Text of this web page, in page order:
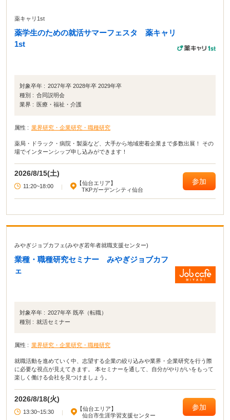
薬キャリ1st
薬学生のための就活サマーフェスタ 薬キャリ
1st
対象卒年 : 2027年卒 2028年卒 2029年卒
種別 : 合同説明会
業界 :
医療・福祉・介護
属性 : 業界研究・企業研究・職種研究
薬局・ドラック・病院・製薬など、大手から地域密着企業まで多数出展！ その
場でインターンシップ申し込みができます！
2026/8/15(土)
11:20~18:00 |
【仙台エリア】
TKPガーデンシティ仙台
参加
みやぎジョブカフェ(みやぎ若年者就職支援センター)
業種・職種研究セミナー みやぎジョブカフ
ェ
対象卒年 : 2027年卒 既卒（転職）
種別 : 就活セミナー
属性 : 業界研究・企業研究・職種研究
就職活動を進めていく中、志望する企業の絞り込みや業界・企業研究を行う際
に必要な視点が見えてきます。 本セミナーを通して、自分がやりがいをもって
楽しく働ける会社を見つけましょう。
2026/8/18(火)
13:30~15:30 |
【仙台エリア】
仙台市生涯学習支援センター
参加